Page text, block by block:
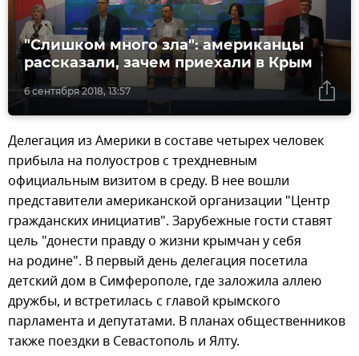
6 сентября 2018, 13:57
"Слишком много зла": американцы
рассказали, зачем приехали в Крым
Делегация из Америки в составе четырех человек
прибыла на полуостров с трехдневным
официальным визитом в среду. В нее вошли
представители американской организации "Центр
гражданских инициатив". Зарубежные гости ставят
цель "донести правду о жизни крымчан у себя
на родине". В первый день делегация посетила
детский дом в Симферополе, где заложила аллею
дружбы, и встретилась с главой крымского
парламента и депутатами. В планах общественников
также поездки в Севастополь и Ялту.